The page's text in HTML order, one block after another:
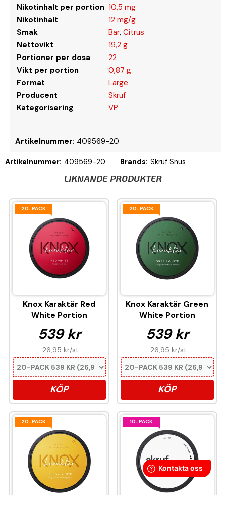
Nikotinhalt per portion 10,5 mg
Nikotinhalt
12 mg/g
Smak
Bär, Citrus
Nettovikt
19,2 g
Portioner per dosa
22
Vikt per portion
0,87 g
Format
Large
Producent
Skruf
Kategorisering
VP
Artikelnummer: 409569-20
Artikelnummer: 409569-20 Brands: Skruf Snus
LIKNANDE PRODUKTER
20-PACK
Knox Karaktär Red
White Portion
539 kr
26,95 kr/st
KÖP
20-PACK
Knox Karaktär Green
White Portion
539 kr
26,95 kr/st
KÖP
20-PACK 10-PACK